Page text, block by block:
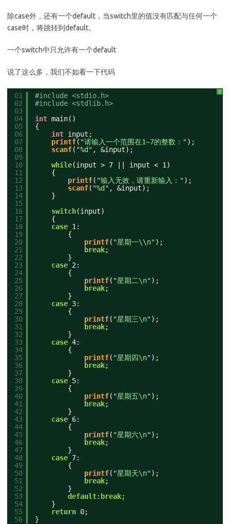
除case外，还有一个default，当switch里的值没有匹配与任何一个
case时，将跳转到default。
一个switch中只允许有一个default
说了这么多，我们不如看一下代码
?
01
02
03
04
05
06
07
08
09
10
11
12
13
14
15
16
17
18
19
20
21
22
23
24
25
26
27
28
29
30
31
32
33
34
35
36
37
38
39
40
41
42
43
44
45
46
47
48
49
50
51
52
53
54
55
56
#include <stdio.h>
#include <stdlib.h>
int main()
{
int input;
printf( "请输入一个范围在1~7的整数：");
scanf( "%d" , &input);
while(input > 7 || input < 1)
{
printf( "输入无效，请重新输入：");
scanf( "%d" , &input);
}
switch(input)
{
case 1:
{
printf( "星期一\\n");
break;
}
case 2:
{
printf( "星期二\n");
break;
}
case 3:
{
printf( "星期三\n");
break;
}
case 4:
{
printf( "星期四\n");
break;
}
case 5:
{
printf( "星期五\n");
break;
}
case 6:
{
printf( "星期六\n");
break;
}
case 7:
{
printf( "星期天\n");
break;
}
default: break;
}
return 0;
}